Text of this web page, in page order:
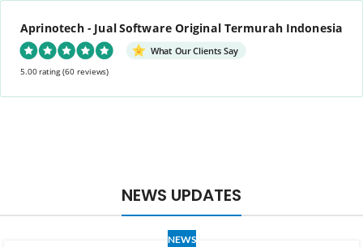
Aprinotech - Jual Software Original Termurah Indonesia
What Our Clients Say
5.00 rating(60 reviews)
NEWS UPDATES
NEWS